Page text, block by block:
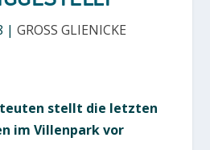
| GROSS GLIENICKE
stellt die letzten
im Villenpark vor